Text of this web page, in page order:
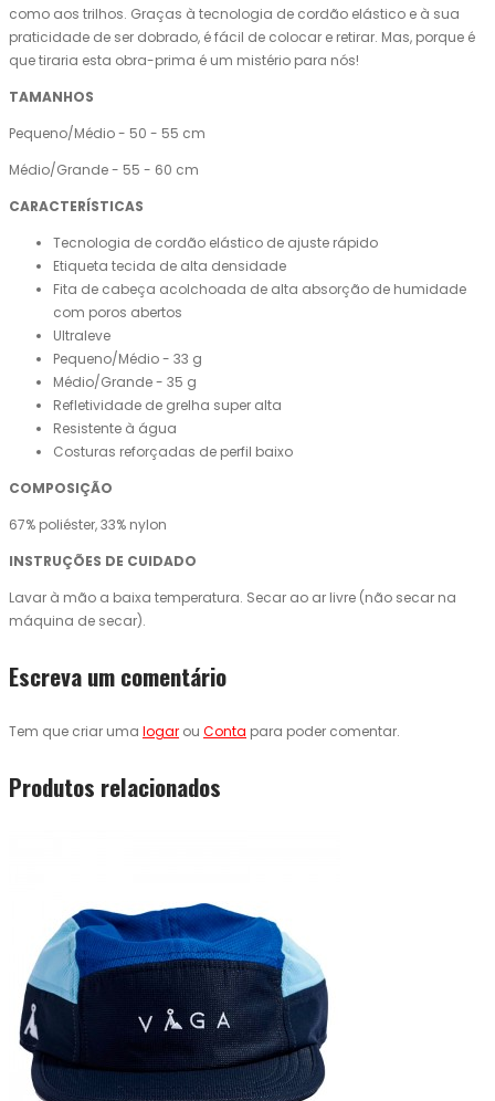
como aos trilhos. Graças à tecnologia de cordão elástico e à sua
praticidade de ser dobrado, é fácil de colocar e retirar. Mas, porque é
que tiraria esta obra-prima é um mistério para nós!
TAMANHOS
Pequeno/Médio - 50 - 55 cm
Médio/Grande - 55 - 60 cm
CARACTERÍSTICAS
Tecnologia de cordão elástico de ajuste rápido
Etiqueta tecida de alta densidade
Fita de cabeça acolchoada de alta absorção de humidade
com poros abertos
Ultraleve
Pequeno/Médio - 33 g
Médio/Grande - 35 g
Refletividade de grelha super alta
Resistente à água
Costuras reforçadas de perfil baixo
COMPOSIÇÃO
67% poliéster, 33% nylon
INSTRUÇÕES DE CUIDADO
Lavar à mão a baixa temperatura. Secar ao ar livre (não secar na
máquina de secar).
Escreva um comentário
Tem que criar uma logar ou Conta para poder comentar.
Produtos relacionados